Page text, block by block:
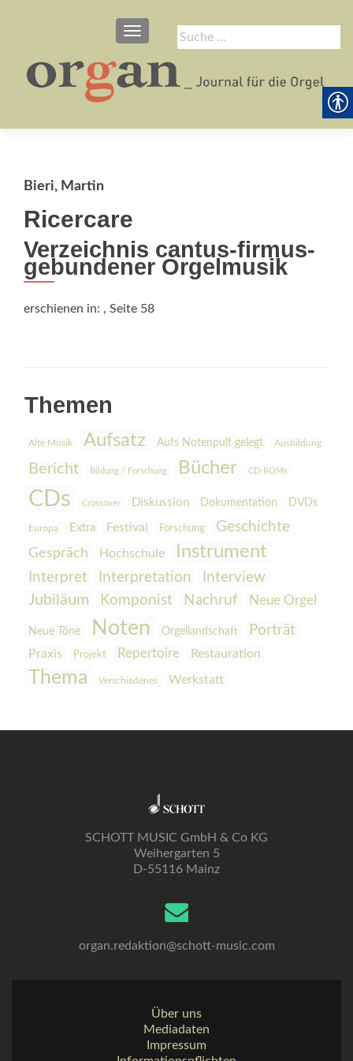
Suche
nach:
SCHALTE NAVIGATION
Bieri, Martin
Ricercare
Verzeichnis cantus-firmus-
gebundener Orgelmusik
erschienen in: , Seite 58
Themen
Alte Musik Aufsatz Aufs Notenpult gelegt Ausbildung
Bericht Bildung / Forschung Bücher CD-ROMs
CDs Crossover Diskussion Dokumentation DVDs
Europa Extra Festival Forschung Geschichte
Gespräch Hochschule Instrument
Interpret Interpretation
Interview
Jubiläum
Komponist Nachruf Neue Orgel
Neue Töne Noten Orgellandschaft Porträt
Praxis Projekt Repertoire Restauration
Thema Verschiedenes Werkstatt
SCHOTT MUSIC GmbH & Co KG
Weihergarten 5
D-55116 Mainz
organ.redaktion@schott-music.com
Über uns
Mediadaten
Impressum